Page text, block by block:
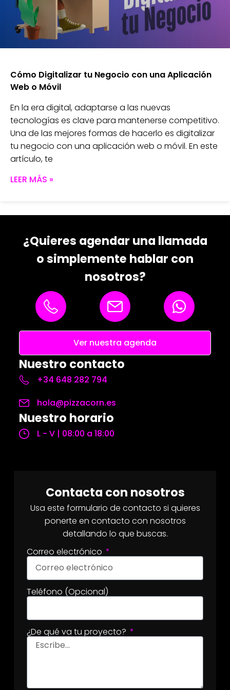
Cómo Digitalizar tu Negocio con una Aplicación
Web o Móvil
En la era digital, adaptarse a las nuevas
tecnologías es clave para mantenerse competitivo.
Una de las mejores formas de hacerlo es digitalizar
tu negocio con una aplicación web o móvil. En este
artículo, te
LEER MÁS »
¿Quieres agendar una llamada
o simplemente hablar con
nosotros?
Ver nuestra agenda
Nuestro contacto
+34 648 282 794
hola@pizzacorn.es
Nuestro horario
L - V | 08:00 a 18:00
Contacta con nosotros
Usa este formulario de contacto si quieres
ponerte en contacto con nosotros
detallando lo que buscas.
Correo electrónico
Teléfono (Opcional)
¿De qué va tu proyecto?